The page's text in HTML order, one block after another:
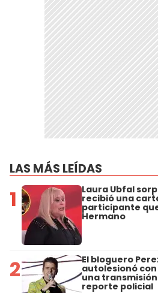
LAS MÁS LEÍDAS
1 Laura Ubfal
recibió una
participante
Hermano
2 El bloguero
autolesionó
una
reporte policial